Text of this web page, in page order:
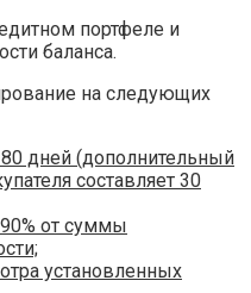
портфеле и
баланса.
на следующих
дней (дополнительный
составляет 30
от суммы
установленных